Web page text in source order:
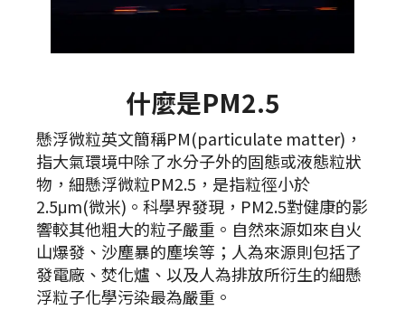
什麼是PM2.5
懸浮微粒英文簡稱PM(particulate matter)，
指大氣環境中除了水分子外的固態或液態粒狀
物，細懸浮微粒PM2.5，是指粒徑小於
2.5μm(微米)。科學界發現，PM2.5對健康的影
響較其他粗大的粒子嚴重。自然來源如來自火
山爆發、沙塵暴的塵埃等；人為來源則包括了
發電廠、焚化爐、以及人為排放所衍生的細懸
浮粒子化學污染最為嚴重。